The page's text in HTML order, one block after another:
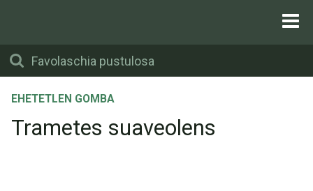
EHETETLEN GOMBA
Trametes suaveolens